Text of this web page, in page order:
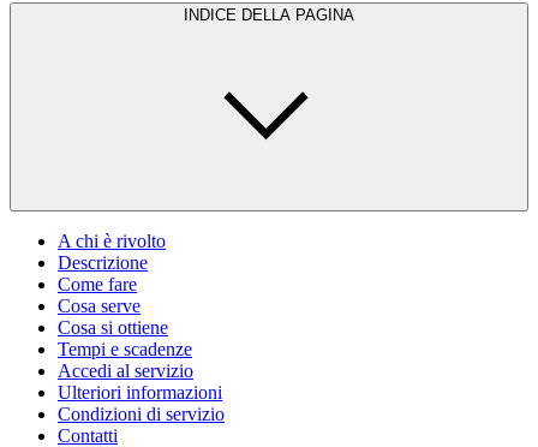
INDICE DELLA PAGINA
A chi è rivolto
Descrizione
Come fare
Cosa serve
Cosa si ottiene
Tempi e scadenze
Accedi al servizio
Ulteriori informazioni
Condizioni di servizio
Contatti